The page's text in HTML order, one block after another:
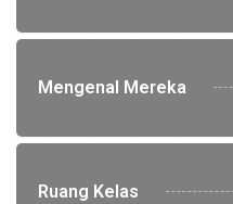
Mengenal Mereka
Ruang Kelas